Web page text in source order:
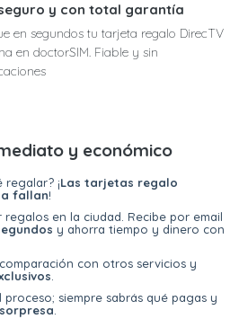
y con total garantía
en segundos tu tarjeta regalo DirecTV
en doctorSIM. Fiable y sin
y económico
regalar? ¡Las tarjetas regalo
fallan!
regalos en la ciudad. Recibe por email
y ahorra tiempo y dinero con
con otros servicios y
siempre sabrás qué pagas y